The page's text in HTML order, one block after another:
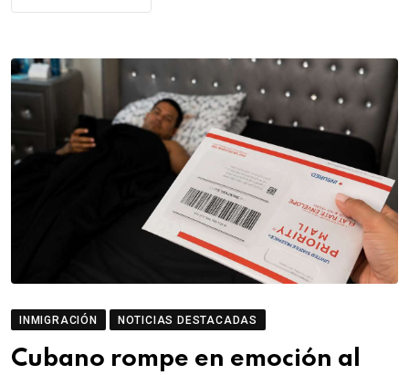
INMIGRACIÓN NOTICIAS DESTACADAS
Cubano rompe en emoción al